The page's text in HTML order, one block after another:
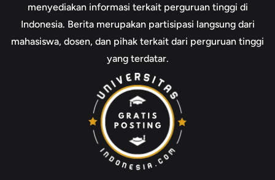
menyediakan informasi terkait perguruan tinggi di
Indonesia. Berita merupakan partisipasi langsung dari
mahasiswa, dosen, dan pihak terkait dari perguruan tinggi
yang terdatar.